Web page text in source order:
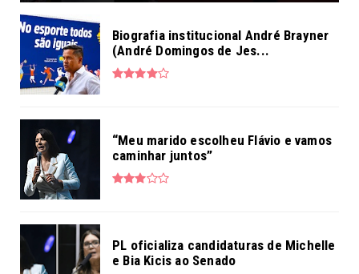
Biografia institucional André Brayner
(André Domingos de Jes...
“Meu marido escolheu Flávio e vamos
caminhar juntos”
PL oficializa candidaturas de Michelle
e Bia Kicis ao Senado